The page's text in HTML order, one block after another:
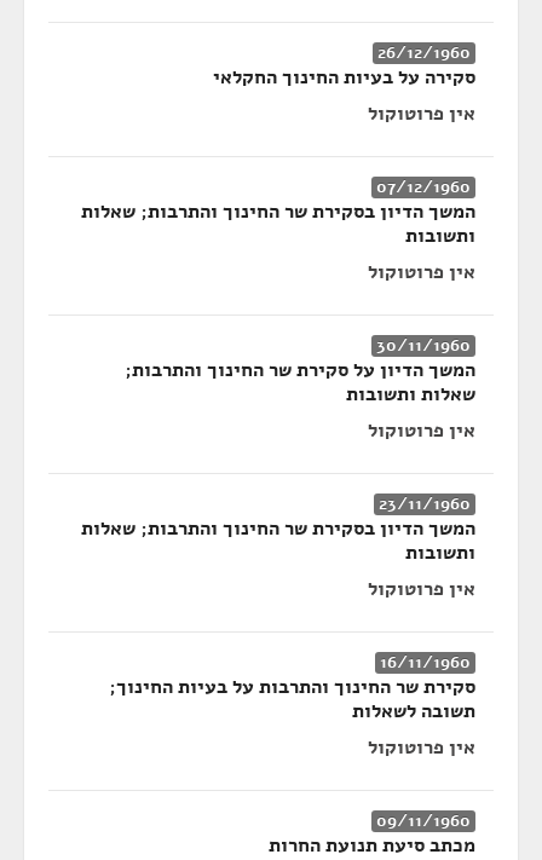
26/12/1960
סקירה על בעיות החינוך החקלאי
אין פרוטוקול
07/12/1960
המשך הדיון בסקירת שר החינוך והתרבות; שאלות
ותשובות
אין פרוטוקול
30/11/1960
המשך הדיון על סקירת שר החינוך והתרבות;
שאלות ותשובות
אין פרוטוקול
23/11/1960
המשך הדיון בסקירת שר החינוך והתרבות; שאלות
ותשובות
אין פרוטוקול
16/11/1960
סקירת שר החינוך והתרבות על בעיות החינוך;
תשובה לשאלות
אין פרוטוקול
09/11/1960
מכתב סיעת תנועת החרות